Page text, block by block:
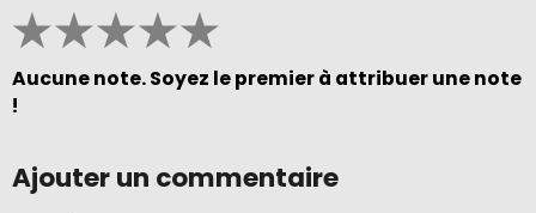
★★★★★
Aucune note. Soyez le premier à attribuer une note
!
Ajouter un commentaire